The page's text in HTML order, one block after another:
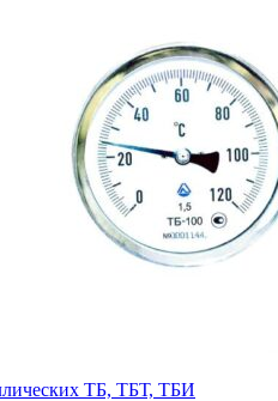
ТБ, ТБТ, ТБИ